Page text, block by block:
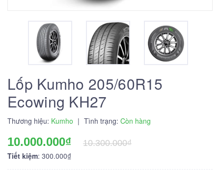
Lốp Kumho 205/60R15
Ecowing KH27
Thương hiệu: Kumho | Tình trạng: Còn hàng
10.000.000₫
10.300.000₫
Tiết kiệm: 300.000₫